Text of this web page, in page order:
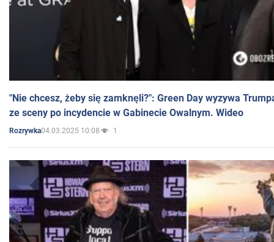
"Nie chcesz, żeby się zamknęli?": Green Day wyzywa
ze sceny po incydencie w Gabinecie Owalnym. Wideo
Rozrywka04.03.2025 10:08 1